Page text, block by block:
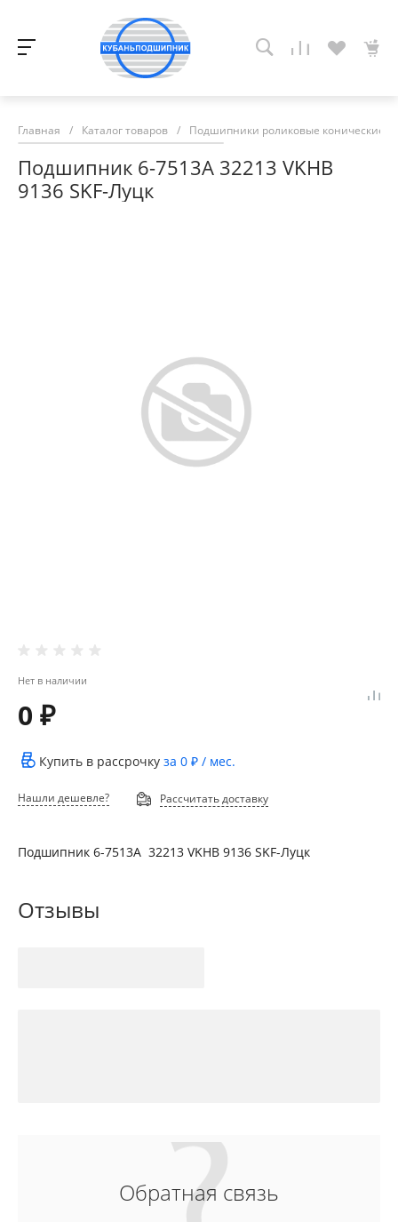
Главная / Каталог товаров / Подшипники роликовые конические
Подшипник 6-7513А 32213 VKHB
9136 SKF-Луцк
Нет в наличии
0 ₽
Купить в рассрочку за 0 ₽ / мес.
Нашли дешевле? Рассчитать доставку
Подшипник 6-7513А 32213 VKHB 9136 SKF-Луцк
Отзывы
Обратная связь